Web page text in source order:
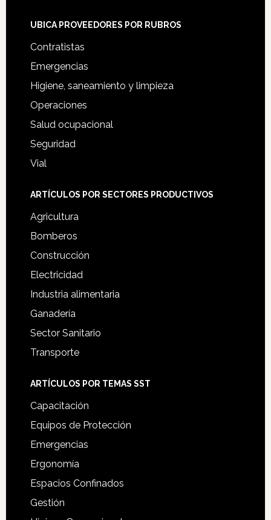
UBICA PROVEEDORES POR RUBROS
Contratistas
Emergencias
Higiene, saneamiento y limpieza
Operaciones
Salud ocupacional
Seguridad
Vial
ARTÍCULOS POR SECTORES PRODUCTIVOS
Agricultura
Bomberos
Construcción
Electricidad
Industria alimentaria
Ganadería
Sector Sanitario
Transporte
ARTÍCULOS POR TEMAS SST
Capacitación
Equipos de Protección
Emergencias
Ergonomía
Espacios Confinados
Gestión